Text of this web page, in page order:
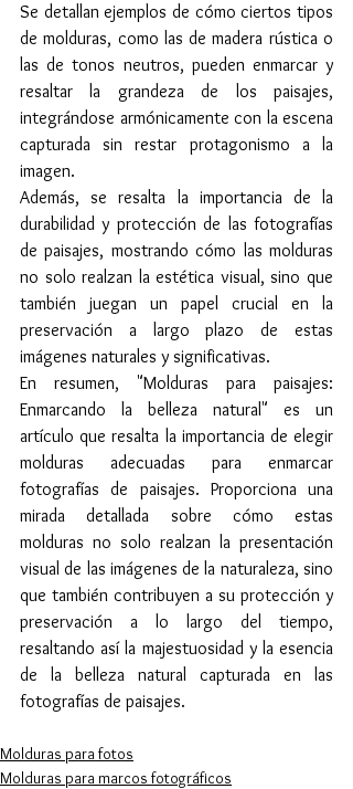
Se detallan ejemplos de cómo ciertos tipos
de molduras, como las de madera rústica o
las de tonos neutros, pueden enmarcar y
resaltar la grandeza de los paisajes,
integrándose armónicamente con la escena
capturada sin restar protagonismo a la
imagen.
Además, se resalta la importancia de la
durabilidad y protección de las fotografías
de paisajes, mostrando cómo las molduras
no solo realzan la estética visual, sino que
también juegan un papel crucial en la
preservación a largo plazo de estas
imágenes naturales y significativas.
En resumen, "Molduras para paisajes:
Enmarcando la belleza natural" es un
artículo que resalta la importancia de elegir
molduras adecuadas para enmarcar
fotografías de paisajes. Proporciona una
mirada detallada sobre cómo estas
molduras no solo realzan la presentación
visual de las imágenes de la naturaleza, sino
que también contribuyen a su protección y
preservación a lo largo del tiempo,
resaltando así la majestuosidad y la esencia
de la belleza natural capturada en las
fotografías de paisajes.
Molduras para fotos
Molduras para marcos fotográficos